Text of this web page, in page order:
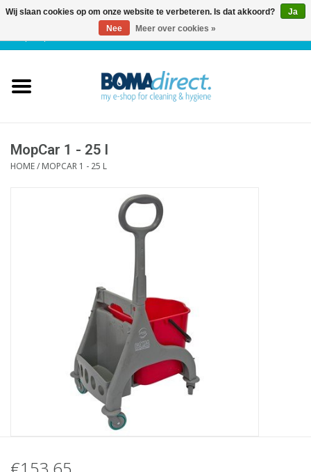
Klantenservice
MopCar 1 - 25 l
HOME/MOPCAR 1 - 25 L
Wij slaan cookies op om onze website te verbeteren. Is dat akkoord?
Ja
Nee
Meer over cookies »